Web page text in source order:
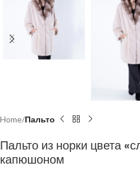
Home Пальто
Пальто из норки цвета
капюшоном